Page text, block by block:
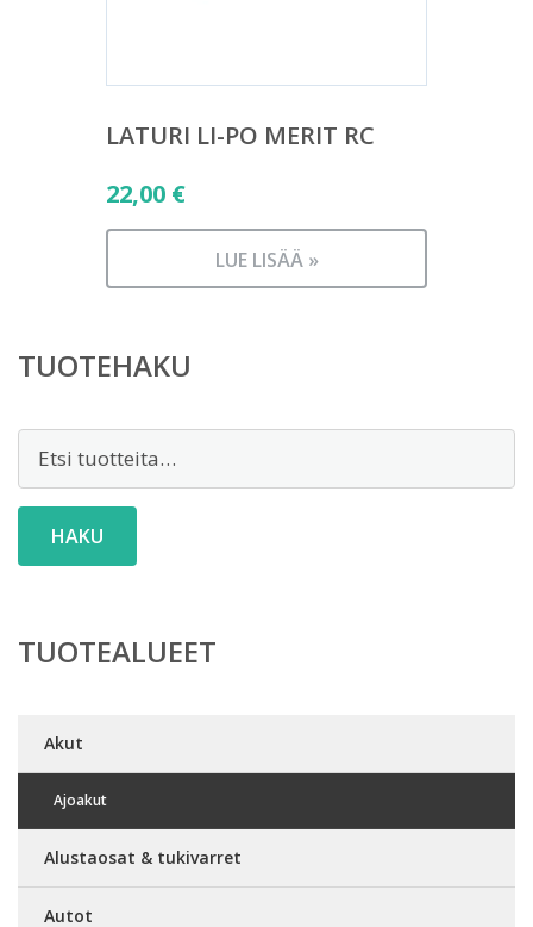
LATURI LI-PO MERIT RC
22,00 €
LUE LISÄÄ »
TUOTEHAKU
Etsi:
HAKU
TUOTEALUEET
Akut
Ajoakut
Alustaosat & tukivarret
Autot